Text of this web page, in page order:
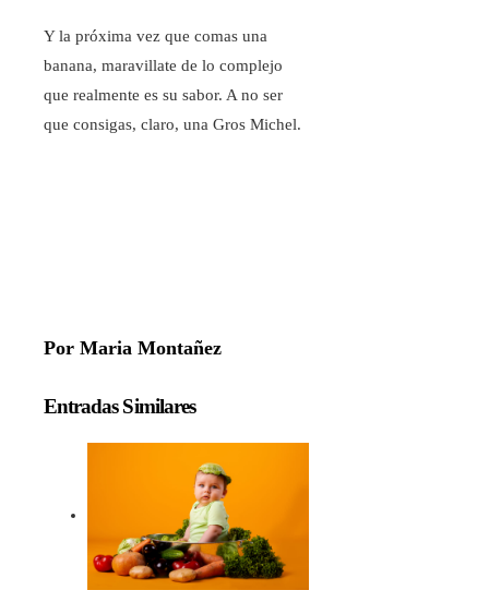
Y la próxima vez que comas una
banana, maravillate de lo complejo
que realmente es su sabor. A no ser
que consigas, claro, una Gros Michel.
Por Maria Montañez
Entradas Similares